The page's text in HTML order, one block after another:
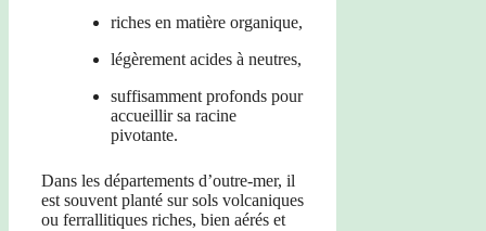
riches en matière organique,
légèrement acides à neutres,
suffisamment profonds pour
accueillir sa racine
pivotante.
Dans les départements d’outre-mer, il
est souvent planté sur sols volcaniques
ou ferrallitiques riches, bien aérés et